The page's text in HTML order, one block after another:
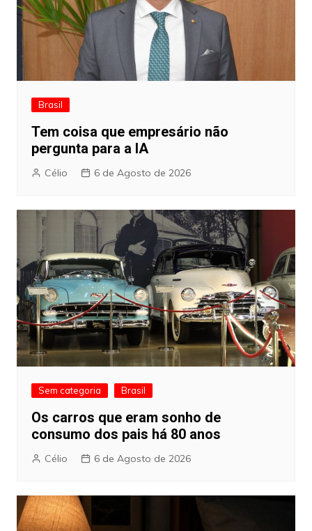
Brasil
Tem coisa que empresário não
pergunta para a IA
Célio 6 de Agosto de 2026
Sem categoria Brasil
Os carros que eram sonho de
consumo dos pais há 80 anos
Célio 6 de Agosto de 2026